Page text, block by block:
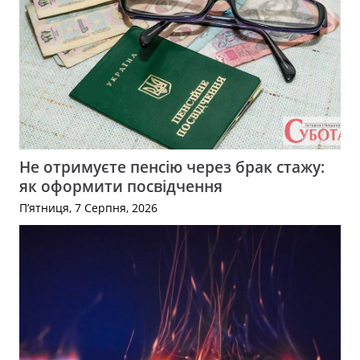
Не отримуєте пенсію через брак стажу:
як оформити посвідчення
П’ятниця, 7 Серпня, 2026